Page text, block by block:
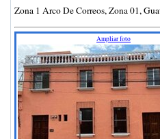
Zona 1 Arco De Correos, Zona 01,
Ampliar foto